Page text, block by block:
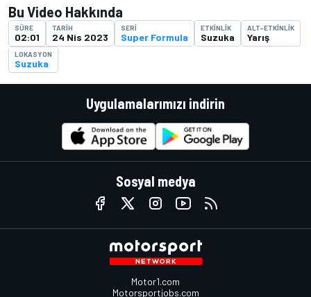
Bu Video Hakkında
SÜRE
02:01
TARIH
24 Nis 2023
SERI
Super Formula
ETKINLIK
Suzuka
ALT-ETKINLIK
Yarış
LOKASYON
Suzuka
Uygulamalarımızı indirin
Sosyal medya
Motor1.com
Motorsportjobs.com